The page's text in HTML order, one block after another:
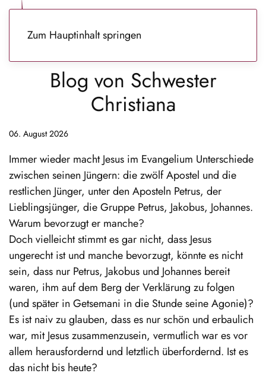
Zum Hauptinhalt springen
Blog von Schwester
Christiana
06. August 2026
Immer wieder macht Jesus im Evangelium Unterschiede
zwischen seinen Jüngern: die zwölf Apostel und die
restlichen Jünger, unter den Aposteln Petrus, der
Lieblingsjünger, die Gruppe Petrus, Jakobus, Johannes.
Warum bevorzugt er manche?
Doch vielleicht stimmt es gar nicht, dass Jesus
ungerecht ist und manche bevorzugt, könnte es nicht
sein, dass nur Petrus, Jakobus und Johannes bereit
waren, ihm auf dem Berg der Verklärung zu folgen
(und später in Getsemani in die Stunde seine Agonie)?
Es ist naiv zu glauben, dass es nur schön und erbaulich
war, mit Jesus zusammenzusein, vermutlich war es vor
allem herausfordernd und letztlich überfordernd. Ist es
das nicht bis heute?